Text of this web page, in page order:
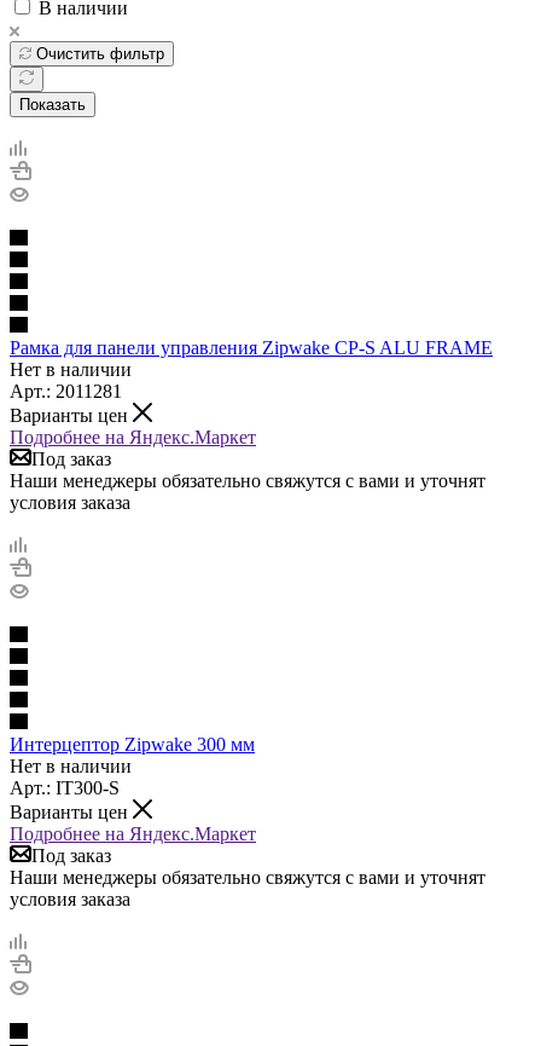
В наличии
Очистить фильтр
Показать
Рамка для панели управления Zipwake CP-S ALU FRAME
Нет в наличии
Арт.: 2011281
Варианты цен
Подробнее на Яндекс.Маркет
Под заказ
Наши менеджеры обязательно свяжутся с вами и уточнят
условия заказа
Интерцептор Zipwake 300 мм
Нет в наличии
Арт.: IT300-S
Варианты цен
Подробнее на Яндекс.Маркет
Под заказ
Наши менеджеры обязательно свяжутся с вами и уточнят
условия заказа